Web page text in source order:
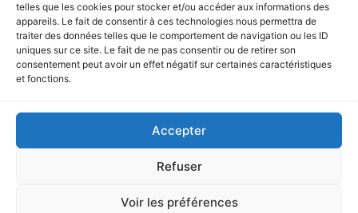
telles que les cookies pour stocker et/ou accéder aux informations des
appareils. Le fait de consentir à ces technologies nous permettra de
traiter des données telles que le comportement de navigation ou les ID
uniques sur ce site. Le fait de ne pas consentir ou de retirer son
consentement peut avoir un effet négatif sur certaines caractéristiques
et fonctions.
Accepter
Refuser
Voir les préférences
DOMetVIE renforce son maillage
avec quatre nouvelles agences